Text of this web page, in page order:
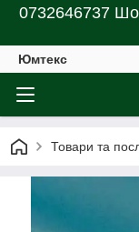
0732646737
Юмтекс
Товари та